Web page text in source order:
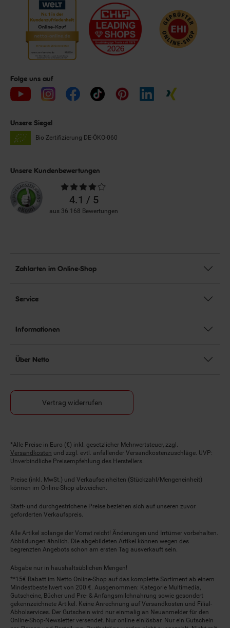
Folge uns auf
Unsere Siegel
Bio Zertifizierung DE-ÖKO-060
Unsere Kundenbewertungen
Durchschnittliche
Bewertungen4.1 / 5
aus 36.168 Bewertungen
Zahlarten im Online-Shop
Service
Informationen
Über Netto
Vertrag widerrufen
Fußnoten
*Alle Preise in Euro (€) inkl. gesetzlicher Mehrwertsteuer, zzgl.
Versandkosten und zzgl. evtl. anfallender Versandkostenzuschläge. UVP:
Unverbindliche Preisempfehlung des Herstellers.
Preise (inkl. MwSt.) und Verkaufseinheiten (Stückzahl/Mengeneinheit)
können im Online-Shop abweichen.
Statt- und durchgestrichene Preise beziehen sich auf unseren zuvor
geforderten Verkaufspreis.
Alle Artikel solange der Vorrat reicht! Änderungen und Irrtümer vorbehalten.
Abbildungen ähnlich. Die abgebildeten Artikel können wegen des
begrenzten Angebots schon am ersten Tag ausverkauft sein.
Abgabe nur in haushaltsüblichen Mengen!
**15€ Rabatt im Netto Online-Shop auf das komplette Sortiment ab einem
Mindestbestellwert von 200 €. Ausgenommen: Kategorie Multimedia,
Gutscheine, Bücher und Pre- & Anfangsmilchnahrung sowie gesondert
gekennzeichnete Artikel. Keine Anrechnung auf Versandkosten und Filial-
Abholservices. Der Gutschein wird nur einmalig an Neuanmelder für den
Online-Shop-Newsletter versendet. Nur online einlösbar. Nur ein Gutschein